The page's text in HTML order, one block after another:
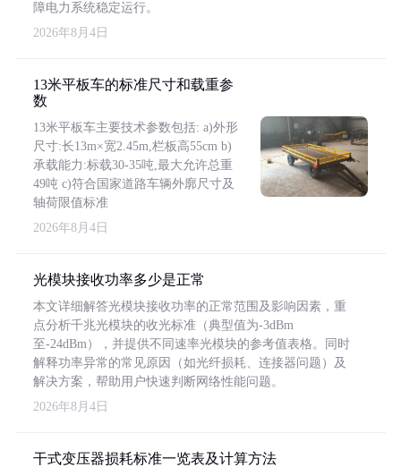
障电力系统稳定运行。
2026年8月4日
13米平板车的标准尺寸和载重参
数
13米平板车主要技术参数包括: a)外形
尺寸:长13m×宽2.45m,栏板高55cm b)
承载能力:标载30-35吨,最大允许总重
49吨 c)符合国家道路车辆外廓尺寸及
轴荷限值标准
2026年8月4日
光模块接收功率多少是正常
本文详细解答光模块接收功率的正常范围及影响因素，重
点分析千兆光模块的收光标准（典型值为-3dBm
至-24dBm），并提供不同速率光模块的参考值表格。同时
解释功率异常的常见原因（如光纤损耗、连接器问题）及
解决方案，帮助用户快速判断网络性能问题。
2026年8月4日
干式变压器损耗标准一览表及计算方法